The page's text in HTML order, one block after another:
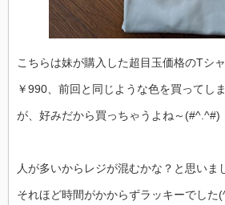
こちらは妹が購入した超目玉価格のTシ
￥990、前回と同じような色を買ってし
が、好みだから買っちゃうよね～(#^.^#)
人が多いからレジが混むかな？と思いま
それほど時間がかからずラッキーでし